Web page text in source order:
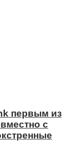
первым из
с